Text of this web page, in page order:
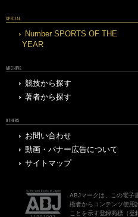
SPECIAL
Number SPORTS OF THE
YEAR
ARCHIVE
競技から探す
著者から探す
OTHERS
お問い合わせ
動画・バナー広告について
サイトマップ
ABJマークは、この電子
権者からコンテンツ使用
ことを示す登録商標（登